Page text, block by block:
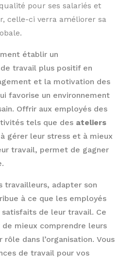
pour ses salariés et
celle-ci verra améliorer sa
établir un
travail plus positif en
et la motivation des
favorise un environnement
Offrir aux employés des
tels que des ateliers
gérer leur stress et à mieux
travail, permet de gagner
travailleurs, adapter son
à ce que les employés
de leur travail. Ce
mieux comprendre leurs
dans l’organisation. Vous
de travail pour vos